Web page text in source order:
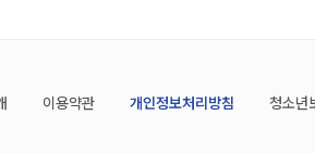
이용약관 개인정보처리방침 청소년